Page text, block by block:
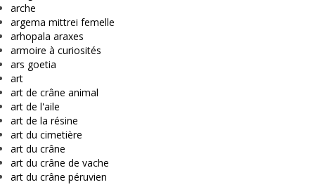
arche
argema mittrei femelle
arhopala araxes
armoire à curiosités
ars goetia
art
art de crâne animal
art de l'aile
art de la résine
art du cimetière
art du crâne
art du crâne de vache
art du crâne péruvien